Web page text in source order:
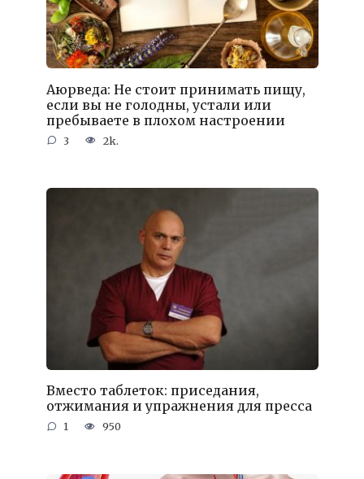
Аюрведа: Не стоит принимать пищу,
если вы не голодны, устали или
пребываете в плохом настроении
3 2k.
Вместо таблеток: приседания,
отжимания и упражнения для пресса
1 950